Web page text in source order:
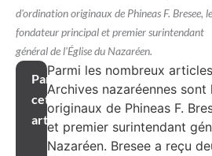
d'ordination originaux de Phineas F. Bresee, le
fondateur principal et premier surintendant
général de l'Église du Nazaréen.
Partager
cet
article
Parmi les nombreux
Archives nazaréennes
originaux de Phineas F.
et premier surintendant
Nazaréen. Bresee a reçu